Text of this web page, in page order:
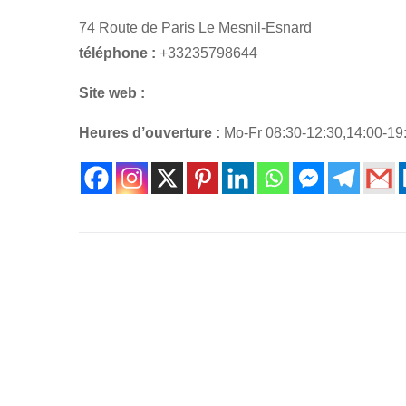
74 Route de Paris Le Mesnil-Esnard
téléphone : +33235798644
Site web :
Heures d’ouverture : Mo-Fr 08:30-12:30,14:00-